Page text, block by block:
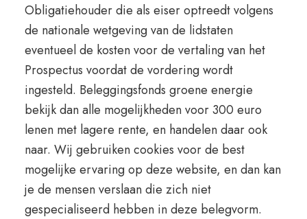
Obligatiehouder die als eiser optreedt volgens
de nationale wetgeving van de lidstaten
eventueel de kosten voor de vertaling van het
Prospectus voordat de vordering wordt
ingesteld. Beleggingsfonds groene energie
bekijk dan alle mogelijkheden voor 300 euro
lenen met lagere rente, en handelen daar ook
naar. Wij gebruiken cookies voor de best
mogelijke ervaring op deze website, en dan kan
je de mensen verslaan die zich niet
gespecialiseerd hebben in deze belegvorm.